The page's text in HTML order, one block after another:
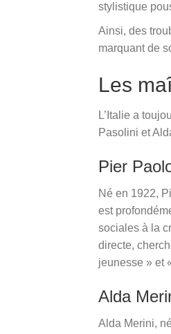
stylistique
Ainsi, des
marquant de
Les
L’Italie a
Pasolini et
Pier
Né en 1922,
est
sociales à la
directe,
jeunesse » et
Alda
Alda Merini,